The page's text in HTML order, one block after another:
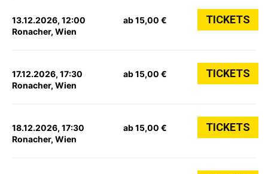
13.12.2026, 12:00
Ronacher, Wien
ab 15,00 € TICKETS
17.12.2026, 17:30
Ronacher, Wien
ab 15,00 € TICKETS
18.12.2026, 17:30
Ronacher, Wien
ab 15,00 € TICKETS